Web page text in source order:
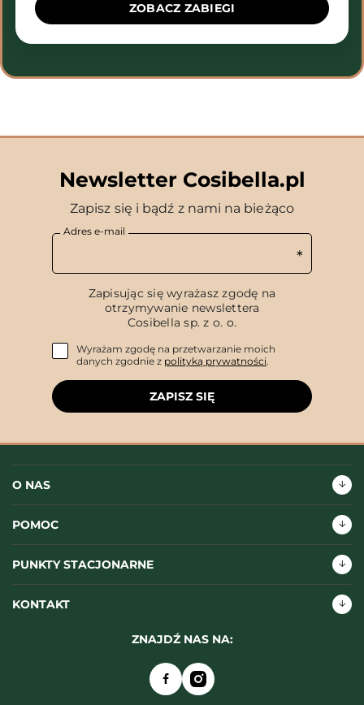
ZOBACZ ZABIEGI
Newsletter Cosibella.pl
Zapisz się i bądź z nami na bieżąco
Adres e-mail
Zapisując się wyrażasz zgodę na
otrzymywanie newslettera
Cosibella sp. z o. o.
Wyrażam zgodę na przetwarzanie moich
danych zgodnie z polityką prywatności.
ZAPISZ SIĘ
O NAS
POMOC
PUNKTY STACJONARNE
KONTAKT
ZNAJDŹ NAS NA: